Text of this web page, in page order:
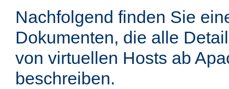
Nachfolgend finden Sie
Dokumenten, die alle
von virtuellen Hosts ab
beschreiben.